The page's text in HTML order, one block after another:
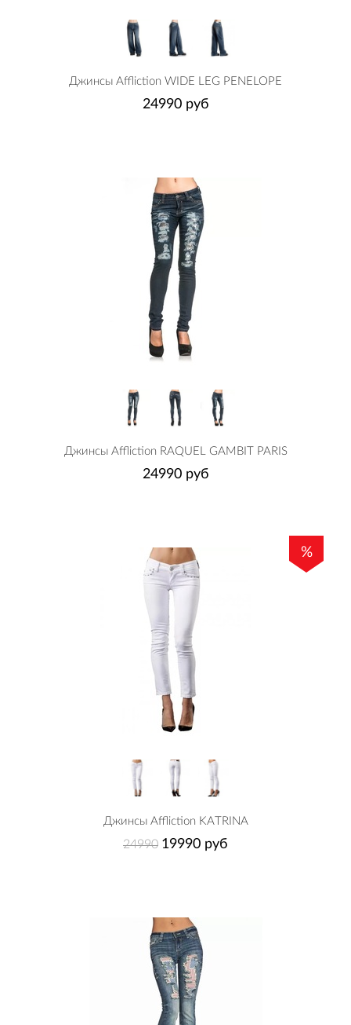
Джинсы Affliction WIDE LEG PENELOPE
24990 руб
Джинсы Affliction RAQUEL GAMBIT PARIS
24990 руб
%
Джинсы Affliction KATRINA
24990 19990 руб